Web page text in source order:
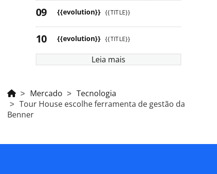
{{evolution}} {{TITLE}}
{{evolution}} {{TITLE}}
Leia mais
Mercado
Tecnologia
Tour House escolhe ferramenta de gestão da
Benner